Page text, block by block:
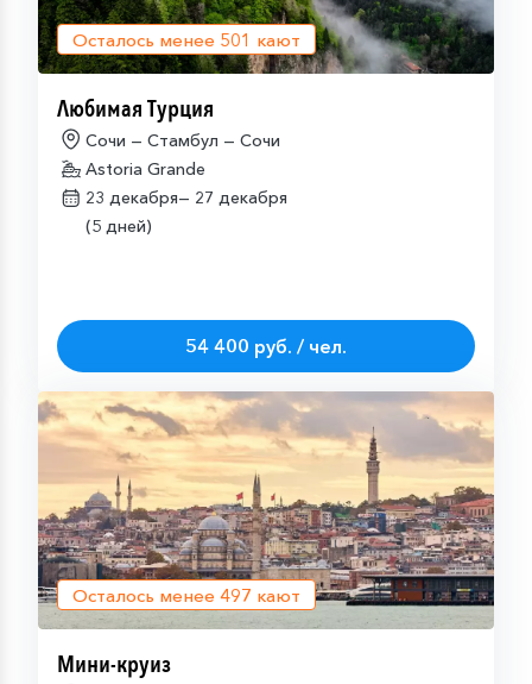
Осталось менее 501 кают
Любимая Турция
Сочи — Стамбул — Сочи
Astoria Grande
23 декабря— 27 декабря
(5 дней)
54 400 руб. / чел.
Осталось менее 497 кают
Мини-круиз